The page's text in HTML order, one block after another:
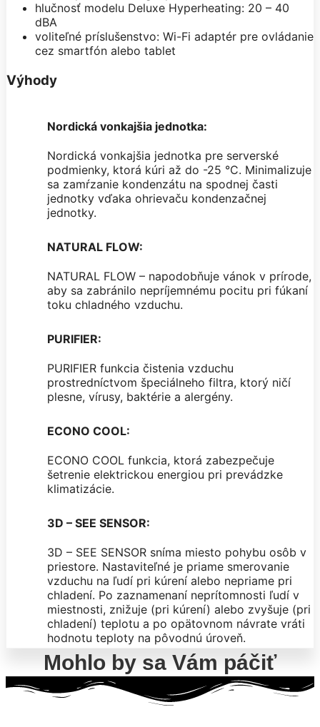
hlučnosť modelu Deluxe Hyperheating: 20 – 40
dBA
voliteľné príslušenstvo: Wi-Fi adaptér pre ovládanie
cez smartfón alebo tablet
Výhody
Nordická vonkajšia jednotka:
Nordická vonkajšia jednotka pre serverské
podmienky, ktorá kúri až do -25 °C. Minimalizuje
sa zamŕzanie kondenzátu na spodnej časti
jednotky vďaka ohrievaču kondenzačnej
jednotky.
NATURAL FLOW:
NATURAL FLOW – napodobňuje vánok v prírode,
aby sa zabránilo nepríjemnému pocitu pri fúkaní
toku chladného vzduchu.
PURIFIER:
PURIFIER funkcia čistenia vzduchu
prostredníctvom špeciálneho filtra, ktorý ničí
plesne, vírusy, baktérie a alergény.
ECONO COOL:
ECONO COOL funkcia, ktorá zabezpečuje
šetrenie elektrickou energiou pri prevádzke
klimatizácie.
3D – SEE SENSOR:
3D – SEE SENSOR sníma miesto pohybu osôb v
priestore. Nastaviteľné je priame smerovanie
vzduchu na ľudí pri kúrení alebo nepriame pri
chladení. Po zaznamenaní neprítomnosti ľudí v
miestnosti, znižuje (pri kúrení) alebo zvyšuje (pri
chladení) teplotu a po opätovnom návrate vráti
hodnotu teploty na pôvodnú úroveň.
Mohlo by sa Vám páčiť